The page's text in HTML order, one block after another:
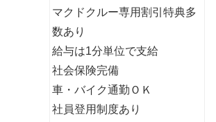
マクドクルー専用割引特典多
数あり
給与は1分単位で支給
社会保険完備
車・バイク通勤ＯＫ
社員登用制度あり